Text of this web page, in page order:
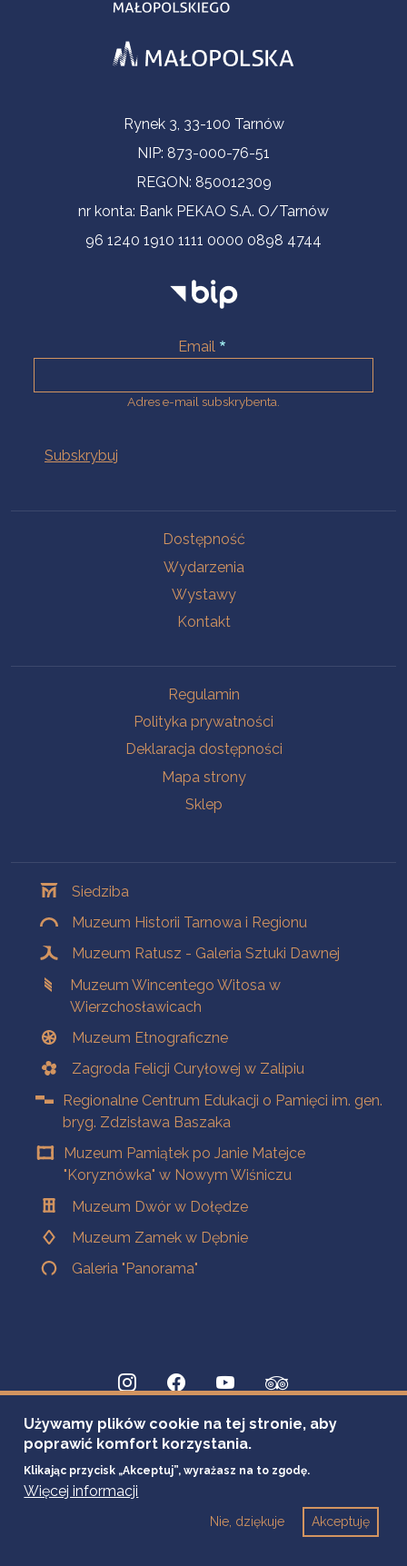
Informacje kontaktoweRynek 3, 33-100 Tarnów
NIP: 873-000-76-51
REGON: 850012309
nr konta: Bank PEKAO S.A. O/Tarnów
96 1240 1910 1111 0000 0898 4744
Email
Adres e-mail subskrybenta.
Dostępność
Wydarzenia
Wystawy
Kontakt
Regulamin
Polityka prywatności
Deklaracja dostępności
Mapa strony
Sklep
Siedziba
Muzeum Historii Tarnowa i Regionu
Muzeum Ratusz - Galeria Sztuki Dawnej
Muzeum Wincentego Witosa w
Wierzchosławicach
Muzeum Etnograficzne
Zagroda Felicji Curyłowej w Zalipiu
Regionalne Centrum Edukacji o Pamięci im. gen.
bryg. Zdzisława Baszaka
Muzeum Pamiątek po Janie Matejce
"Koryznówka" w Nowym Wiśniczu
Muzeum Dwór w Dołędze
Muzeum Zamek w Dębnie
Galeria "Panorama"
Używamy plików cookie na tej stronie, aby
poprawić komfort korzystania.
Klikając przycisk „Akceptuj”, wyrażasz na to zgodę.
Więcej informacji
Akceptuję
Nie, dziękuje